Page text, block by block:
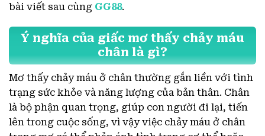
bài viết sau cùng GG88.
Ý nghĩa của giấc mơ thấy chảy máu
chân là gì?
Mơ thấy chảy máu ở chân thường gắn liền với tình
trạng sức khỏe và năng lượng của bản thân. Chân
là bộ phận quan trọng, giúp con người đi lại, tiến
lên trong cuộc sống, vì vậy việc chảy máu ở chân